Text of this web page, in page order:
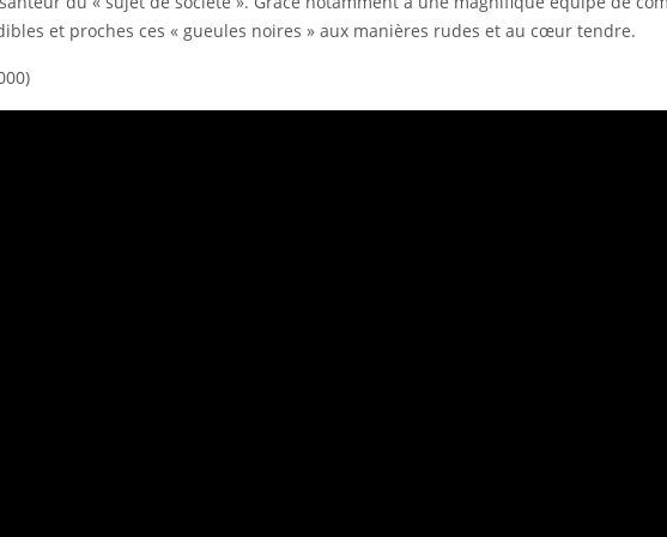
et proches ces « gueules noires » aux manières rudes et au cœur tendre.